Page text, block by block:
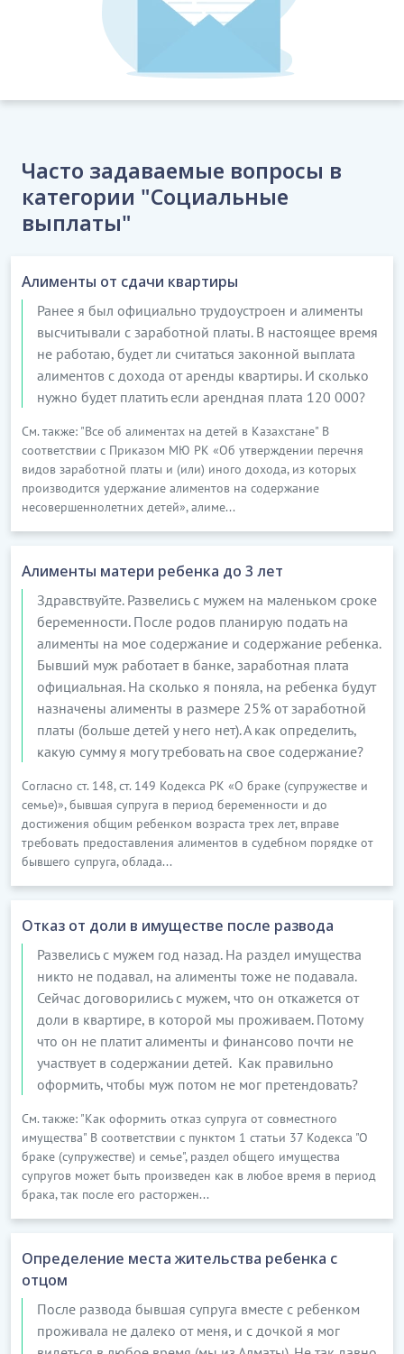
Часто задаваемые вопросы в
категории "Социальные
выплаты"
Алименты от сдачи квартиры
Ранее я был официально трудоустроен и алименты
высчитывали с заработной платы. В настоящее время
не работаю, будет ли считаться законной выплата
алиментов с дохода от аренды квартиры. И сколько
нужно будет платить если арендная плата 120 000?
См. также: "Все об алиментах на детей в Казахстане" В
соответствии с Приказом МЮ РК «Об утверждении перечня
видов заработной платы и (или) иного дохода, из которых
производится удержание алиментов на содержание
несовершеннолетних детей», алиме...
Алименты матери ребенка до 3 лет
Здравствуйте. Развелись с мужем на маленьком сроке
беременности. После родов планирую подать на
алименты на мое содержание и содержание ребенка.
Бывший муж работает в банке, заработная плата
официальная. На сколько я поняла, на ребенка будут
назначены алименты в размере 25% от заработной
платы (больше детей у него нет). А как определить,
какую сумму я могу требовать на свое содержание?
Согласно ст. 148, ст. 149 Кодекса РК «О браке (супружестве и
семье)», бывшая супруга в период беременности и до
достижения общим ребенком возраста трех лет, вправе
требовать предоставления алиментов в судебном порядке от
бывшего супруга, облада...
Отказ от доли в имуществе после развода
Развелись с мужем год назад. На раздел имущества
никто не подавал, на алименты тоже не подавала.
Сейчас договорились с мужем, что он откажется от
доли в квартире, в которой мы проживаем. Потому
что он не платит алименты и финансово почти не
участвует в содержании детей. Как правильно
оформить, чтобы муж потом не мог претендовать?
См. также: "Как оформить отказ супруга от совместного
имущества" В соответствии с пунктом 1 статьи 37 Кодекса "О
браке (супружестве) и семье", раздел общего имущества
супругов может быть произведен как в любое время в период
брака, так после его расторжен...
Определение места жительства ребенка с
отцом
После развода бывшая супруга вместе с ребенком
проживала не далеко от меня, и с дочкой я мог